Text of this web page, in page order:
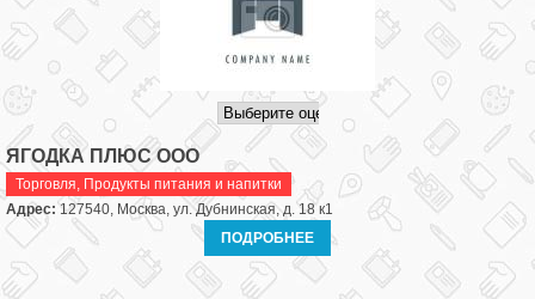
ЯГОДКА ПЛЮС ООО
Торговля, Продукты питания и напитки
Адрес:127540, Москва, ул. Дубнинская, д. 18 к1
ПОДРОБНЕЕ